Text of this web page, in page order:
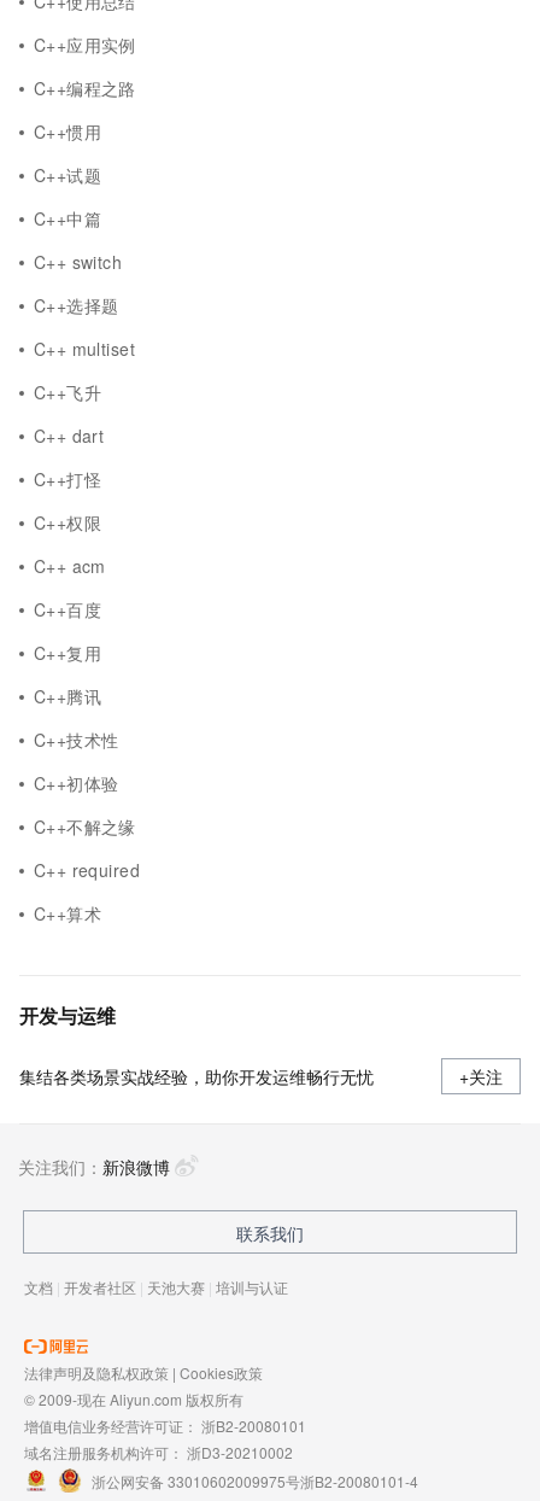
C++应用实例
C++编程之路
C++惯用
C++试题
C++中篇
C++ switch
C++选择题
C++ multiset
C++飞升
C++ dart
C++打怪
C++权限
C++ acm
C++百度
C++复用
C++腾讯
C++技术性
C++初体验
C++不解之缘
C++ required
C++算术
开发与运维
集结各类场景实战经验，助你开发运维畅行无忧 +关注
关注我们： 新浪微博
联系我们
文档 | 开发者社区 | 天池大赛 | 培训与认证
法律声明及隐私权政策 | Cookies政策
© 2009-现在 Aliyun.com 版权所有
增值电信业务经营许可证： 浙B2-20080101
域名注册服务机构许可： 浙D3-20210002
浙公网安备 33010602009975号浙B2-20080101-4